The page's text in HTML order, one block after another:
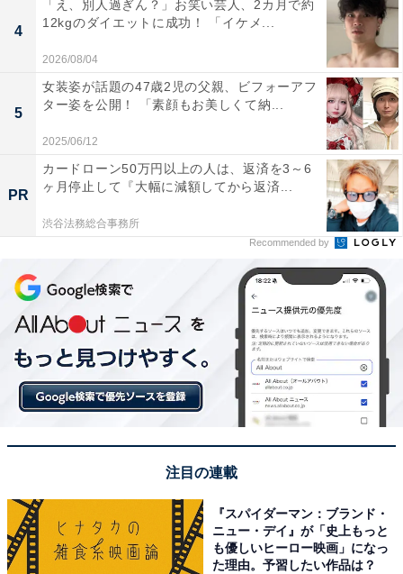
4
「え、別人過ぎん？」お笑い芸人、2カ月で約
12kgのダイエットに成功！ 「イケメ...
2026/08/04
5
女装姿が話題の47歳2児の父親、ビフォーアフ
ター姿を公開！ 「素顔もお美しくて納...
2025/06/12
PR
カードローン50万円以上の人は、返済を3～6
ヶ月停止して『大幅に減額してから返済...
渋谷法務総合事務所
Recommended by
注目の連載
『スパイダーマン：ブランド・
ニュー・デイ』が「史上もっと
も優しいヒーロー映画」になっ
た理由。予習したい作品は？